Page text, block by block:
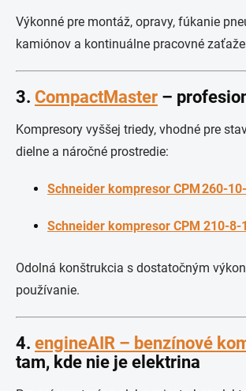
Výkonné pre montáž, opravy, fúkanie
kamiónov a kontinuálne pracovné
3. CompactMaster –
Kompresory vyššej triedy, vhodné pre
dielne a náročné prostredie:
Schneider kompresor CPM
Schneider kompresor CPM
Odolná konštrukcia s dostatočným
používanie.
4. engineAIR – benzínové
tam, kde nie je elektrina